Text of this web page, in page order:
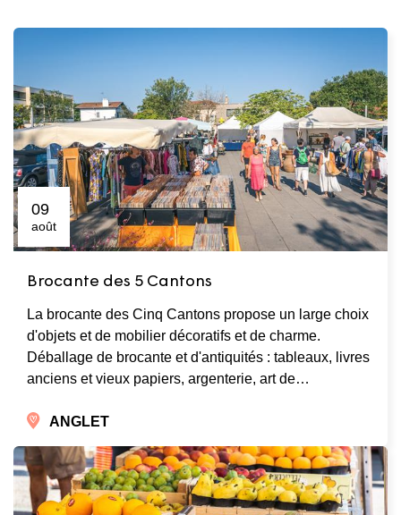
09
août
Brocante des 5 Cantons
La brocante des Cinq Cantons propose un large choix
d'objets et de mobilier décoratifs et de charme.
Déballage de brocante et d'antiquités : tableaux, livres
anciens et vieux papiers, argenterie, art de…
ANGLET